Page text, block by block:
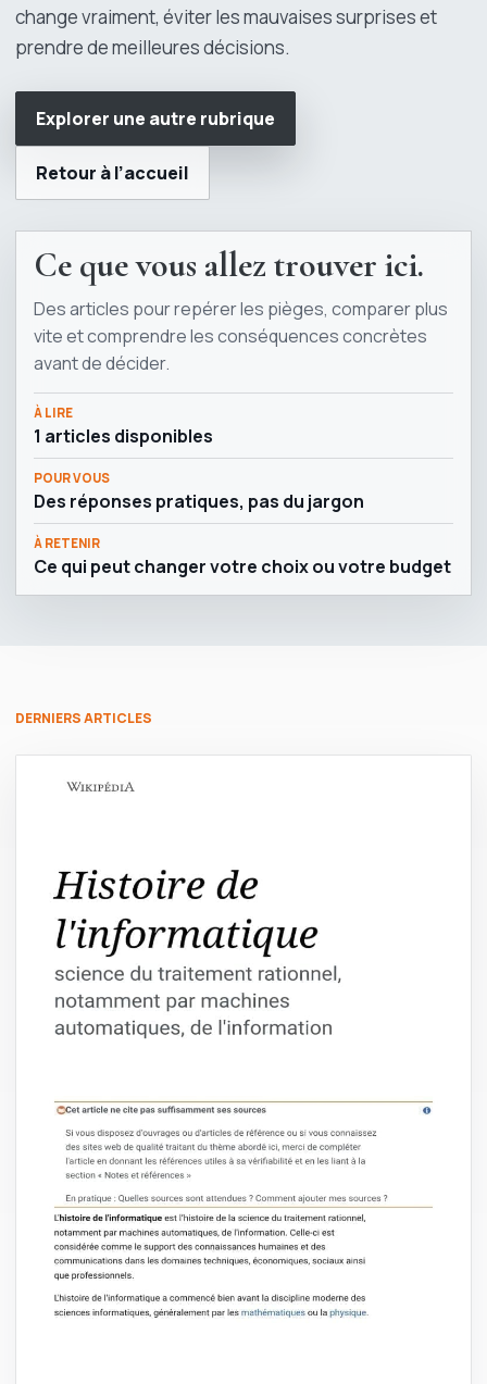
change vraiment, éviter les mauvaises surprises et
prendre de meilleures décisions.
Explorer une autre rubrique
Retour à l’accueil
Ce que vous allez trouver ici.
Des articles pour repérer les pièges, comparer plus
vite et comprendre les conséquences concrètes
avant de décider.
À LIRE
1 articles disponibles
POUR VOUS
Des réponses pratiques, pas du jargon
À RETENIR
Ce qui peut changer votre choix ou votre budget
DERNIERS ARTICLES